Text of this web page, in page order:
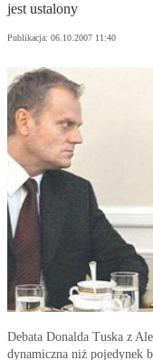
jest ustalony
Publikacja: 06.10.2007 11:40
Debata Donalda Tuska z
dynamiczna niż pojedynek